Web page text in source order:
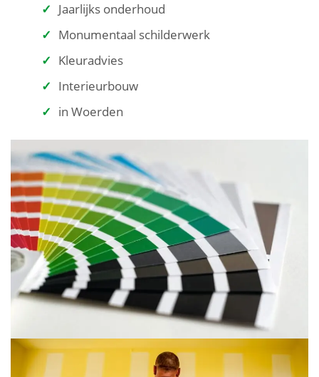
Jaarlijks onderhoud
Monumentaal schilderwerk
Kleuradvies
Interieurbouw
in Woerden